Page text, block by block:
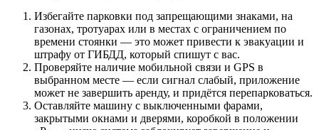
Избегайте парковки под запрещающими знаками, на
газонах, тротуарах или в местах с ограничением по
времени стоянки — это может привести к эвакуации и
штрафу от ГИБДД, который спишут с вас.
Проверяйте наличие мобильной связи и GPS в
выбранном месте — если сигнал слабый, приложение
может не завершить аренду, и придётся перепарковаться.
Оставляйте машину с выключенными фарами,
закрытыми окнами и дверями, коробкой в положении